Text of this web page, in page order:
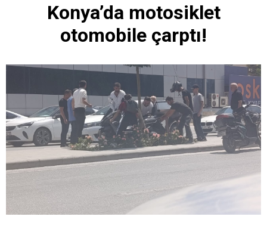
Konya’da motosiklet
otomobile çarptı!